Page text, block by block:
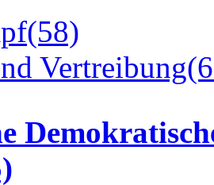
(58)
Vertreibung